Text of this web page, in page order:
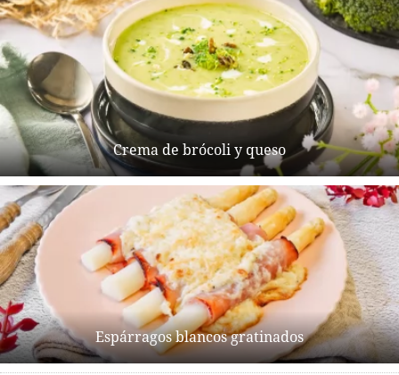
Crema de brócoli y queso
Espárragos blancos gratinados